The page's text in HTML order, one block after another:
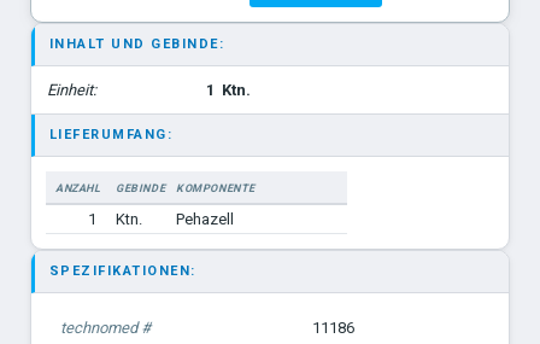
INHALT UND GEBINDE:
Einheit: 1 Ktn.
LIEFERUMFANG:
ANZAHL GEBINDE
KOMPONENTE
1
Ktn. Pehazell
SPEZIFIKATIONEN:
technomed # 11186